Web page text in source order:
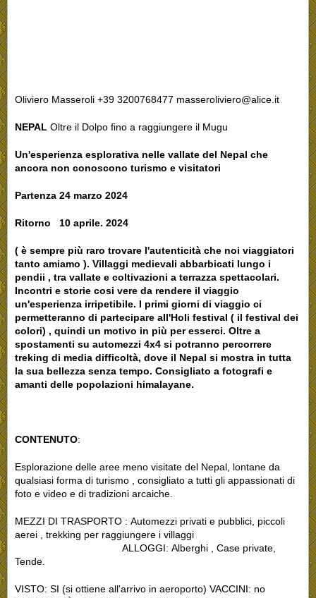
Oliviero Masseroli +39 3200768477 masseroliviero@alice.it
NEPAL Oltre il Dolpo fino a raggiungere il Mugu
Un'esperienza esplorativa nelle vallate del Nepal che
ancora non conoscono turismo e visitatori
Partenza 24 marzo 2024
Ritorno 10 aprile. 2024
( è sempre più raro trovare l'autenticità che noi viaggiatori
tanto amiamo ). Villaggi medievali abbarbicati lungo i
pendii , tra vallate e coltivazioni a terrazza spettacolari.
Incontri e storie cosi vere da rendere il viaggio
un'esperienza irripetibile. I primi giorni di viaggio ci
permetteranno di partecipare all'Holi festival ( il festival dei
colori) , quindi un motivo in più per esserci. Oltre a
spostamenti su automezzi 4x4 si potranno percorrere
treking di media difficoltà, dove il Nepal si mostra in tutta
la sua bellezza senza tempo. Consigliato a fotografi e
amanti delle popolazioni himalayane.
CONTENUTO:
Esplorazione delle aree meno visitate del Nepal, lontane da
qualsiasi forma di turismo , consigliato a tutti gli appassionati di
foto e video e di tradizioni arcaiche.
MEZZI DI TRASPORTO : Automezzi privati e pubblici, piccoli
aerei , trekking per raggiungere i villaggi
ALLOGGI: Alberghi , Case private,
Tende.
VISTO: SI (si ottiene all'arrivo in aeroporto) VACCINI: no